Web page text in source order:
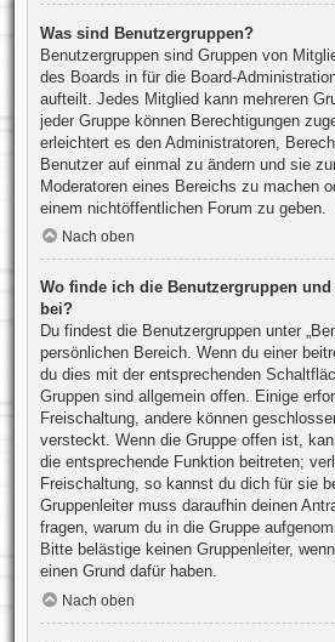
Was sind Benutzergruppen?
Benutzergruppen sind Gruppen von
des Boards in für die Board-
aufteilt. Jedes Mitglied kann mehreren
jeder Gruppe können Berechtigungen
erleichtert es den Administratoren,
Benutzer auf einmal zu ändern und sie
Moderatoren eines Bereichs zu machen
einem nichtöffentlichen Forum zu geben.
Nach oben
Wo finde ich die Benutzergruppen
bei?
Du findest die Benutzergruppen unter
persönlichen Bereich. Wenn du einer
du dies mit der entsprechenden
Gruppen sind allgemein offen. Einige
Freischaltung, andere können
versteckt. Wenn die Gruppe offen ist,
die entsprechende Funktion beitreten;
Freischaltung, so kannst du dich für sie
Gruppenleiter muss daraufhin deinen
fragen, warum du in die Gruppe
Bitte belästige keinen Gruppenleiter,
einen Grund dafür haben.
Nach oben